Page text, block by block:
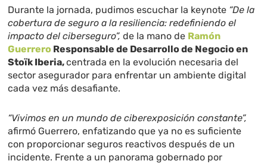
Durante la jornada, pudimos escuchar la keynote “De la
cobertura de seguro a la resiliencia: redefiniendo el
impacto del ciberseguro”, de la mano de Ramón
Guerrero Responsable de Desarrollo de Negocio en
Stoïk Iberia,centrada en la evolución necesaria del
sector asegurador para enfrentar un ambiente digital
cada vez más desafiante.
“Vivimos en un mundo de ciberexposición constante”,
afirmó Guerrero, enfatizando que ya no es suficiente
con proporcionar seguros reactivos después de un
incidente. Frente a un panorama gobernado por